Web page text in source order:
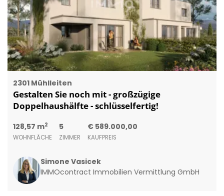
2301 Mühlleiten
Gestalten Sie noch mit - großzügige
Doppelhaushälfte - schlüsselfertig!
128,57 m2
WOHNFLÄCHE
5
ZIMMER
€ 589.000,00
KAUFPREIS
Simone Vasicek
IMMOcontract Immobilien Vermittlung GmbH